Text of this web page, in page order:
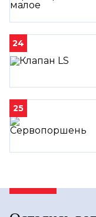
24
25